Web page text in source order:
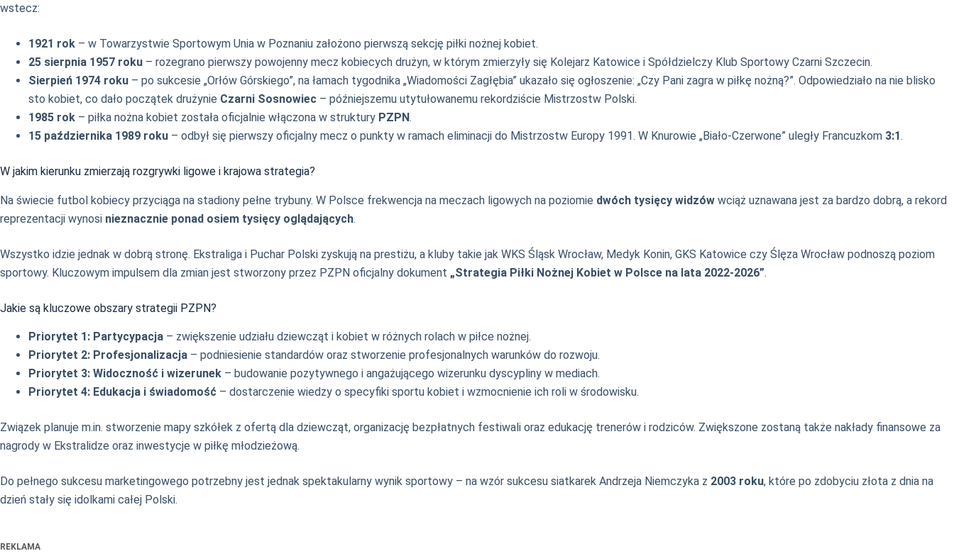
wstecz:
1921 rok – w Towarzystwie Sportowym Unia w Poznaniu założono pierwszą sekcję piłki nożnej kobiet.
25 sierpnia 1957 roku – rozegrano pierwszy powojenny mecz kobiecych drużyn, w którym zmierzyły się Kolejarz Katowice i Spółdzielczy Klub Sportowy Czarni Szczecin.
Sierpień 1974 roku – po sukcesie „Orłów Górskiego”, na łamach tygodnika „Wiadomości Zagłębia” ukazało się ogłoszenie: „Czy Pani zagra w piłkę nożną?”. Odpowiedziało na nie blisko
sto kobiet, co dało początek drużynie Czarni Sosnowiec – późniejszemu utytułowanemu rekordziście Mistrzostw Polski.
1985 rok – piłka nożna kobiet została oficjalnie włączona w struktury PZPN.
15 października 1989 roku – odbył się pierwszy oficjalny mecz o punkty w ramach eliminacji do Mistrzostw Europy 1991. W Knurowie „Biało-Czerwone” uległy Francuzkom 3:1.
W jakim kierunku zmierzają rozgrywki ligowe i krajowa strategia?
Na świecie futbol kobiecy przyciąga na stadiony pełne trybuny. W Polsce frekwencja na meczach ligowych na poziomie dwóch tysięcy widzów wciąż uznawana jest za bardzo dobrą, a rekord
reprezentacji wynosi nieznacznie ponad osiem tysięcy oglądających.
Wszystko idzie jednak w dobrą stronę. Ekstraliga i Puchar Polski zyskują na prestiżu, a kluby takie jak WKS Śląsk Wrocław, Medyk Konin, GKS Katowice czy Ślęza Wrocław podnoszą poziom
sportowy. Kluczowym impulsem dla zmian jest stworzony przez PZPN oficjalny dokument „Strategia Piłki Nożnej Kobiet w Polsce na lata 2022-2026”.
Jakie są kluczowe obszary strategii PZPN?
Priorytet 1: Partycypacja – zwiększenie udziału dziewcząt i kobiet w różnych rolach w piłce nożnej.
Priorytet 2: Profesjonalizacja – podniesienie standardów oraz stworzenie profesjonalnych warunków do rozwoju.
Priorytet 3: Widoczność i wizerunek – budowanie pozytywnego i angażującego wizerunku dyscypliny w mediach.
Priorytet 4: Edukacja i świadomość – dostarczenie wiedzy o specyfiki sportu kobiet i wzmocnienie ich roli w środowisku.
Związek planuje m.in. stworzenie mapy szkółek z ofertą dla dziewcząt, organizację bezpłatnych festiwali oraz edukację trenerów i rodziców. Zwiększone zostaną także nakłady finansowe za
nagrody w Ekstralidze oraz inwestycje w piłkę młodzieżową.
Do pełnego sukcesu marketingowego potrzebny jest jednak spektakularny wynik sportowy – na wzór sukcesu siatkarek Andrzeja Niemczyka z 2003 roku, które po zdobyciu złota z dnia na
dzień stały się idolkami całej Polski.
REKLAMA